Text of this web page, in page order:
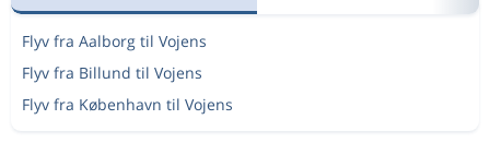
Flyv fra Aalborg til Vojens
Flyv fra Billund til Vojens
Flyv fra København til Vojens